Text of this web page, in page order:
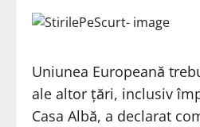
Uniunea Europeană
ale altor ţări, inclusiv
Casa Albă, a declarat